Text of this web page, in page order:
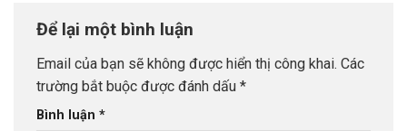
Để lại một bình luận
Email của bạn sẽ không được hiển thị công khai. Các
trường bắt buộc được đánh dấu *
Bình luận *